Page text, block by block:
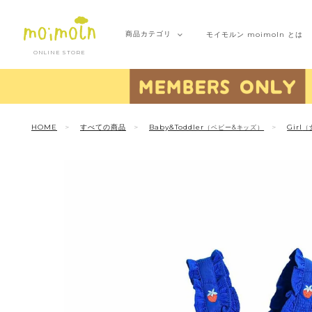
ONLINE STORE
商品カテゴリ モイモルン moimoln とは
HOME すべての商品 Baby&Toddler （ベビー&キッズ） Girl